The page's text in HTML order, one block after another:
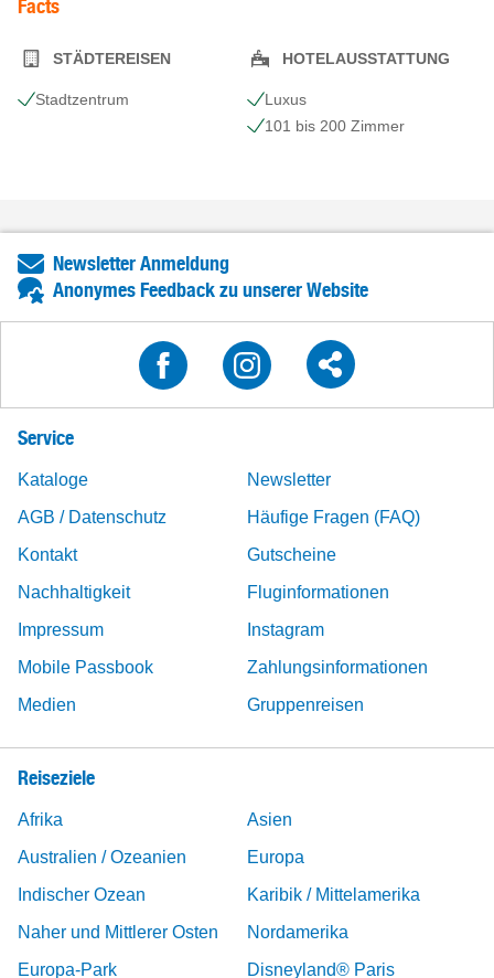
Facts
STÄDTEREISEN
Stadtzentrum
HOTELAUSSTATTUNG
Luxus
101 bis 200 Zimmer
Newsletter Anmeldung
Anonymes Feedback zu unserer Website
Service
Kataloge
Newsletter
AGB / Datenschutz
Häufige Fragen (FAQ)
Kontakt
Gutscheine
Nachhaltigkeit
Fluginformationen
Impressum
Instagram
Mobile Passbook
Zahlungsinformationen
Medien
Gruppenreisen
Reiseziele
Afrika
Asien
Australien / Ozeanien
Europa
Indischer Ozean
Karibik / Mittelamerika
Naher und Mittlerer Osten
Nordamerika
Europa-Park
Disneyland® Paris